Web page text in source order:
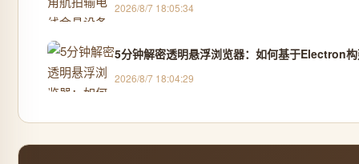
2026/8/7 18:05:34
5分钟解密透明悬浮浏览器：如何基于Electron
2026/8/7 18:04:29